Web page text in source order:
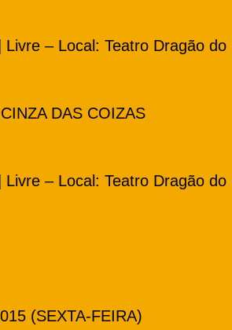
Livre – Local: Teatro Dragão do
DAS COIZAS
Livre – Local: Teatro Dragão do
(SEXTA-FEIRA)